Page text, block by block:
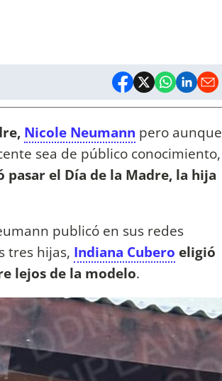
Nicole Neumann pero aunque
sea de público conocimiento,
pasar el Día de la Madre, la hija
publicó en sus redes
tres hijas, Indiana Cubero eligió
lejos de la modelo.